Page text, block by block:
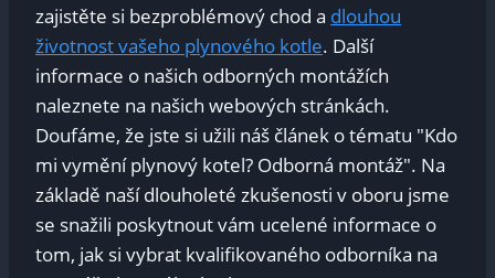
zajistěte si bezproblémový chod a dlouhou
životnost vašeho plynového kotle. Další
informace o našich odborných montážích
naleznete na našich webových stránkách.
Doufáme, že jste si užili náš článek o tématu "Kdo
mi vymění plynový kotel? Odborná montáž". Na
základě naší dlouholeté zkušenosti v oboru jsme
se snažili poskytnout vám ucelené informace o
tom, jak si vybrat kvalifikovaného odborníka na